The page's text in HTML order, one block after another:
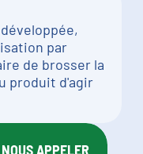
par
de brosser la
produit d'agir
NOUS APPELER